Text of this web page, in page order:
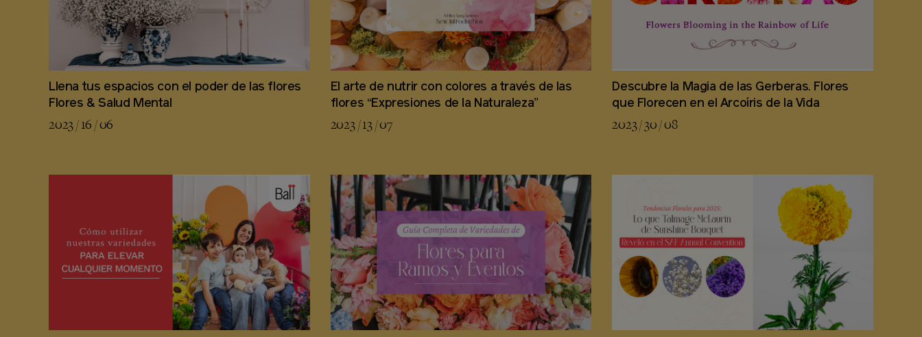
Llena tus espacios con el poder de las flores
Flores & Salud Mental
2023 / 16 / 06
El arte de nutrir con colores a través de las
flores “Expresiones de la Naturaleza”
2023 / 13 / 07
Descubre la Magia de las Gerberas. Flores
que Florecen en el Arcoíris de la Vida
2023 / 30 / 08